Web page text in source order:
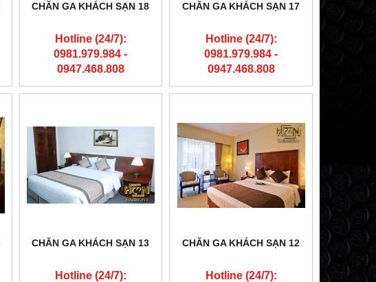
CHĂN GA KHÁCH SẠN 18
Hotline (24/7):
0981.979.984 -
0947.468.808
CHĂN GA KHÁCH SẠN 17
Hotline (24/7):
0981.979.984 -
0947.468.808
CHĂN GA KHÁCH SẠN 13
Hotline (24/7):
CHĂN GA KHÁCH SẠN 12
Hotline (24/7):